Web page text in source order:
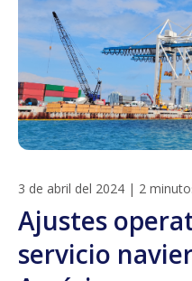
3 de abril del 2024 | 2
Ajustes
servicio